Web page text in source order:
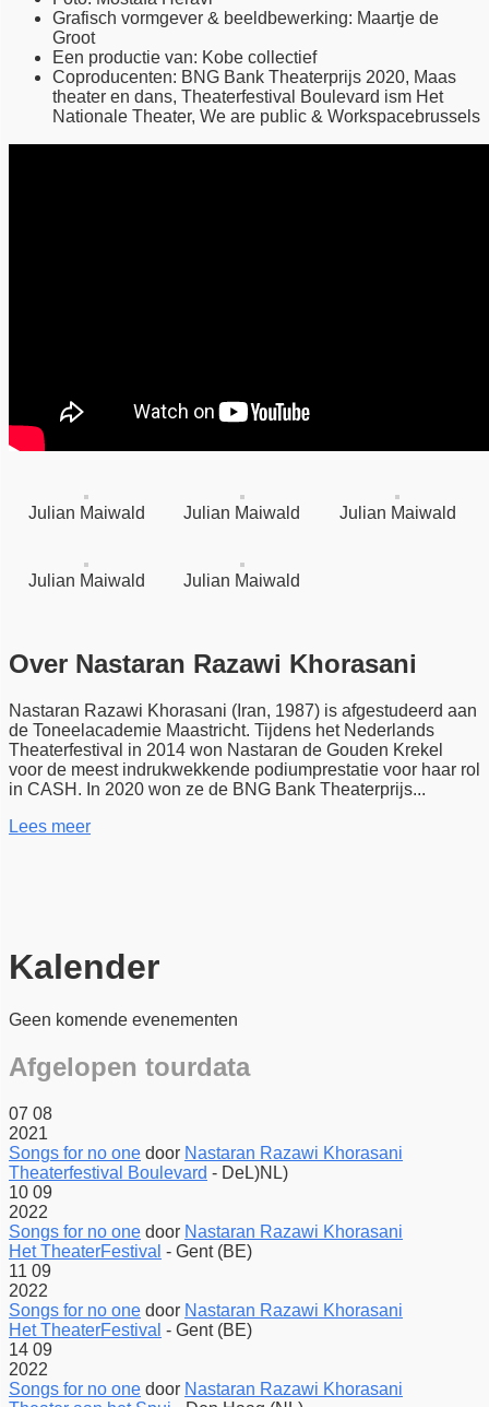
Grafisch vormgever & beeldbewerking: Maartje de
Groot
Een productie van: Kobe collectief
Coproducenten: BNG Bank Theaterprijs 2020, Maas
theater en dans, Theaterfestival Boulevard ism Het
Nationale Theater, We are public & Workspacebrussels
Julian Maiwald Julian Maiwald Julian Maiwald
Julian Maiwald Julian Maiwald
Over Nastaran Razawi Khorasani
Nastaran Razawi Khorasani (Iran, 1987) is afgestudeerd aan
de Toneelacademie Maastricht. Tijdens het Nederlands
Theaterfestival in 2014 won Nastaran de Gouden Krekel
voor de meest indrukwekkende podiumprestatie voor haar rol
in CASH. In 2020 won ze de BNG Bank Theaterprijs...
Lees meer
Kalender
Geen komende evenementen
Afgelopen tourdata
07 08
2021
Songs for no one door Nastaran Razawi Khorasani
Theaterfestival Boulevard - DeL)NL)
10 09
2022
Songs for no one door Nastaran Razawi Khorasani
Het TheaterFestival - Gent (BE)
11 09
2022
Songs for no one door Nastaran Razawi Khorasani
Het TheaterFestival - Gent (BE)
14 09
2022
Songs for no one door Nastaran Razawi Khorasani